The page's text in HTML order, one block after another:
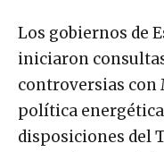
Los gobiernos de
iniciaron
controversias con
política
disposiciones del